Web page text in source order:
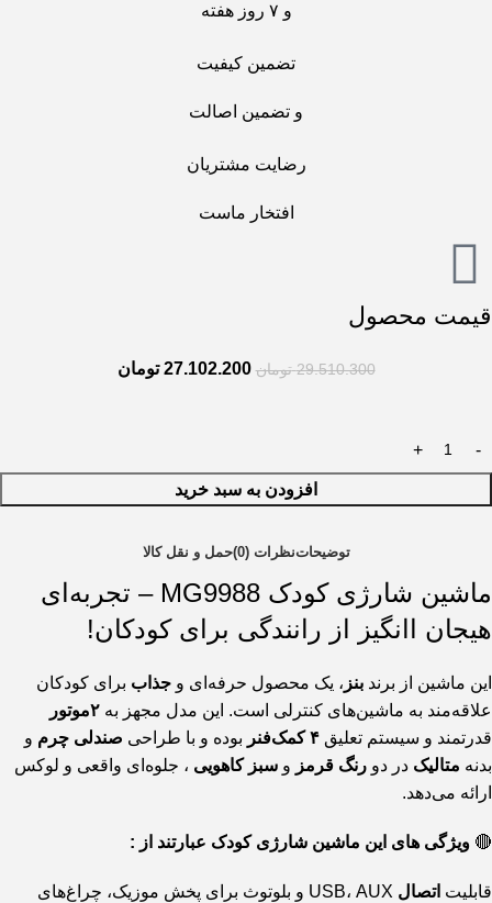
و ۷ روز هفته
تضمین کیفیت
و تضمین اصالت
رضایت مشتریان
افتخار ماست
قیمت محصول
29.510.300 تومان 27.102.200 تومان
افزودن به سبد خرید
توضیحاتنظرات (0) حمل و نقل کالا
ماشین شارژی کودک MG9988 – تجربه‌ای
هیجان اانگیز از رانندگی برای کودکان!
این ماشین از برند بنز ، یک محصول حرفه‌ای و جذاب برای کودکان
علاقه‌مند به ماشین‌های کنترلی است. این مدل مجهز به ۲موتور
قدرتمند و سیستم تعلیق ۴ کمک‌فنر بوده و با طراحی صندلی چرم و
بدنه متالیک در دو رنگ قرمز و سبز کاهویی ، جلوه‌ای واقعی و لوکس
ارائه می‌دهد.
🔴 ویژگی های این ماشین شارژی کودک عبارتند از :
قابلیت اتصال